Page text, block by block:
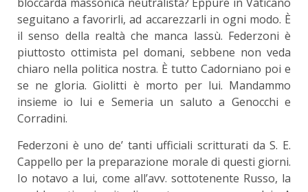
seguitano a favorirli, ad accarezzarli in ogni modo. È
il senso della realtà che manca lassù. Federzoni è
piuttosto ottimista pel domani, sebbene non veda
chiaro nella politica nostra. È tutto Cadorniano poi e
se ne gloria. Giolitti è morto per lui. Mandammo
insieme io lui e Semeria un saluto a Genocchi e
Corradini.
Federzoni è uno de’ tanti ufficiali scritturati da S. E.
Cappello per la preparazione morale di questi giorni.
Io notavo a lui, come all’avv. sottotenente Russo, la